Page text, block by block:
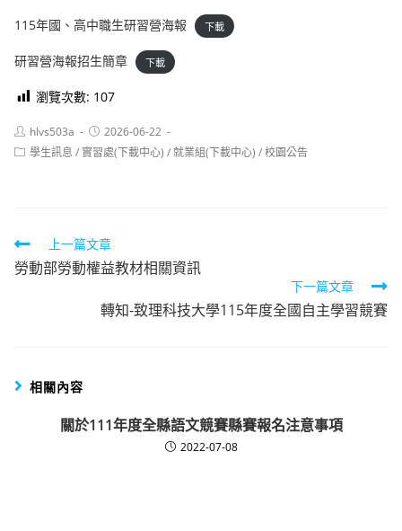
115年國、高中職生研習營海報 下載
研習營海報招生簡章 下載
瀏覽次數: 107
Post
author:
hlvs503a
Post
published:
2026-06-22
Post學生訊息 / 實習處(下載中心) /就業組(下載中心) /校園公告
Read
more
上一篇文章
勞動部勞動權益教材相關資訊
下一篇文章
轉知-致理科技大學115年度全國自主學習競賽
相關內容
關於111年度全縣語文競賽縣賽報名注意事項
2022-07-08